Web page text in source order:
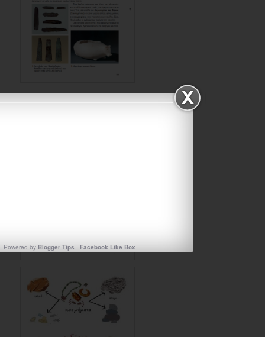
Powered by Blogger Tips - Facebook Like Box